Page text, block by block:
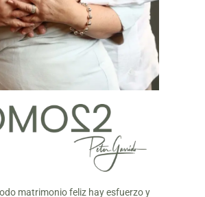
matrimonio feliz hay esfuerzo y